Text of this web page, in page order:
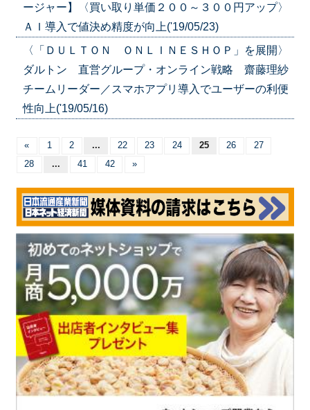
ージャー】〈買い取り単価２００～３００円アップ〉
ＡＩ導入で値決め精度が向上('19/05/23)
〈「ＤＵＬＴＯＮ ＯＮＬＩＮＥＳＨＯＰ」を展開〉
ダルトン 直営グループ・オンライン戦略 齋藤理紗
チームリーダー／スマホアプリ導入でユーザーの利便
性向上('19/05/16)
« 1 2 ... 22 23 24 25 26
27
28
... 41 42 »